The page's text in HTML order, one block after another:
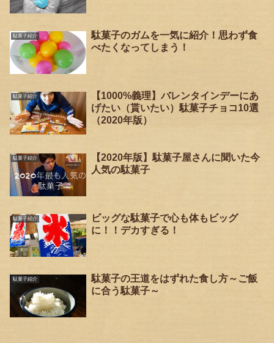
駄菓子紹介
駄菓子のガムを一気に紹介！思わず食
べたくなってしまう！
駄菓子紹介
【1000%義理】バレンタインデーにあ
げたい（貰いたい）駄菓子チョコ10選
（2020年版）
駄菓子紹介
【2020年版】駄菓子屋さんに聞いた今
人気の駄菓子
駄菓子紹介
ビッグな駄菓子で心も体もビッグ
に！！デカすぎる！
駄菓子紹介
駄菓子の王道をはずれた食し方～ご飯
に合う駄菓子～